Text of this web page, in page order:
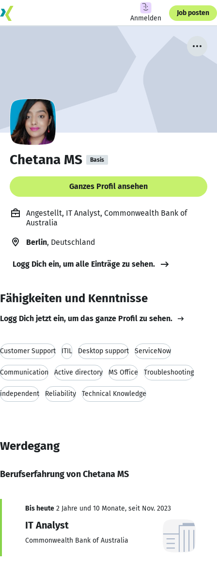
Anmelden
Job posten
Chetana MS Basis
Ganzes Profil ansehen
Angestellt, IT Analyst, Commonwealth Bank of
Australia
Berlin, Deutschland
Logg Dich ein, um alle Einträge zu sehen.
Fähigkeiten und Kenntnisse
Logg Dich jetzt ein, um das ganze Profil zu sehen.
Customer Support ITIL Desktop support ServiceNow
Communication Active directory MS Office Troubleshooting
independent Reliability Technical Knowledge
Werdegang
Berufserfahrung von Chetana MS
Bis heute 2 Jahre und 10 Monate, seit Nov. 2023
IT Analyst
Commonwealth Bank of Australia